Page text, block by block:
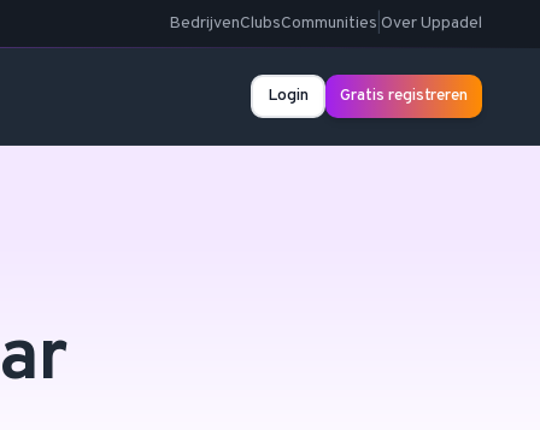
BedrijvenClubsCommunities Over Uppadel
Login Gratis registreren